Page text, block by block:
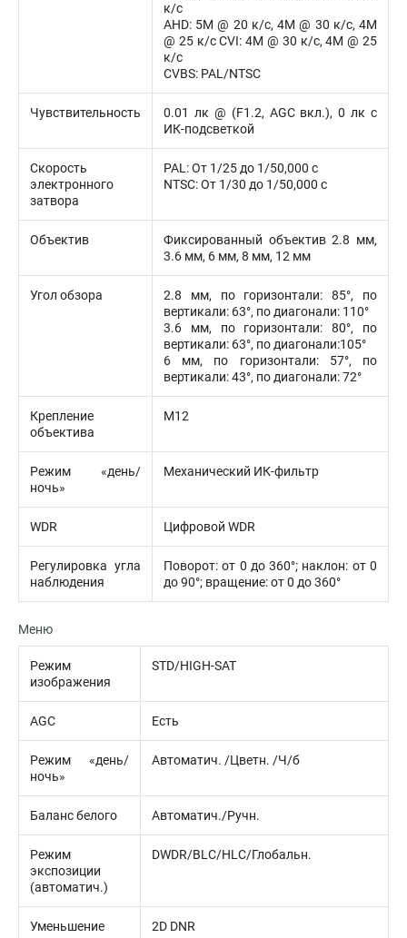
к/с
AHD: 5M @ 20 к/с, 4M @ 30 к/с, 4M
@ 25 к/с CVI: 4M @ 30 к/с, 4M @ 25
к/с
CVBS: PAL/NTSC
Чувствительность
0.01 лк @ (F1.2, AGC вкл.), 0 лк с
ИК-подсветкой
Скорость
электронного
затвора
PAL: От 1/25 до 1/50,000 с
NTSC: От 1/30 до 1/50,000 с
Объектив
Фиксированный объектив 2.8 мм,
3.6 мм, 6 мм, 8 мм, 12 мм
Угол обзора
2.8 мм, по горизонтали: 85°, по
вертикали: 63°, по диагонали: 110°
3.6 мм, по горизонтали: 80°, по
вертикали: 63°, по диагонали:105°
6 мм, по горизонтали: 57°, по
вертикали: 43°, по диагонали: 72°
Крепление
объектива
М12
Режим «день/
ночь»
Механический ИК-фильтр
WDR Цифровой WDR
Регулировка угла
наблюдения
Поворот: от 0 до 360°; наклон: от 0
до 90°; вращение: от 0 до 360°
Меню
Режим
изображения
STD/HIGH-SAT
AGC Есть
Режим «день/
ночь»
Автоматич. /Цветн. /Ч/б
Баланс белого Автоматич./Ручн.
Режим
экспозиции
(автоматич.)
DWDR/BLC/HLC/Глобальн.
Уменьшение
2D DNR